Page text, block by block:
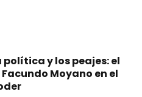
y los peajes: el
Moyano en el